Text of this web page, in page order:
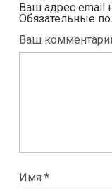
Ваш адрес email
Обязательные
Ваш
Имя *